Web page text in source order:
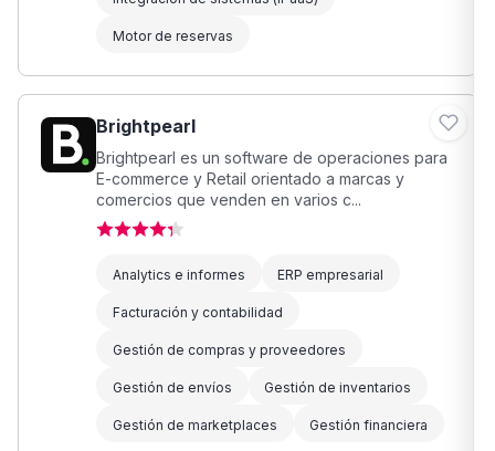
Motor de reservas
Brightpearl
Brightpearl es un software de operaciones para
E-commerce y Retail orientado a marcas y
comercios que venden en varios c...
Analytics e informes ERP empresarial
Facturación y contabilidad
Gestión de compras y proveedores
Gestión de envíos Gestión de inventarios
Gestión de marketplaces Gestión financiera